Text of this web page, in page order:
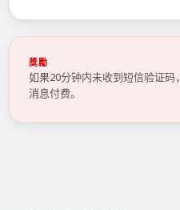
獎勵
如果20分钟内未收到短信验证
消息付费。